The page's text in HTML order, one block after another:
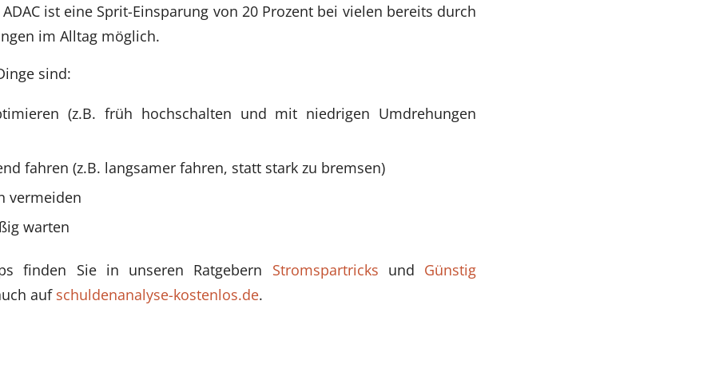
ist eine Sprit-Einsparung von 20 Prozent bei vielen bereits durch
im Alltag möglich.
sind:
(z.B. früh hochschalten und mit niedrigen Umdrehungen
fahren (z.B. langsamer fahren, statt stark zu bremsen)
vermeiden
warten
finden Sie in unseren Ratgebern Stromspartricks und Günstig
aufschuldenanalyse-kostenlos.de.